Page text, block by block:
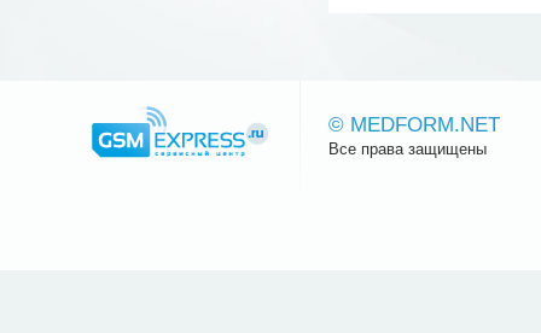
© MEDFORM.NET
Все права защищены